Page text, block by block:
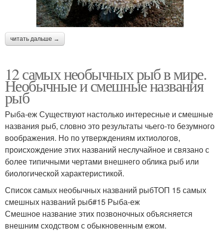
читать дальше →
12 самых необычных рыб в мире.
Необычные и смешные названия
рыб
Рыба-еж Существуют настолько интересные и смешные
названия рыб, словно это результаты чьего-то безумного
воображения. Но по утверждениям ихтиологов,
происхождение этих названий неслучайное и связано с
более типичными чертами внешнего облика рыб или
биологической характеристикой.
Список самых необычных названий рыбТОП 15 самых
смешных названий рыб#15 Рыба-еж
Смешное название этих позвоночных объясняется
внешним сходством с обыкновенным ежом.